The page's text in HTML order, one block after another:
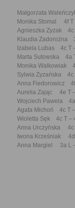
Małgorzata
Monika Stomal 4f T
Agnieszka Zyzak 4c
Klaudia Zadorożna
Izabela Lubas 4c T
Marta Sutowska 4a
Monika Walkowiak
Sylwia Zyzańska 4c
Anna Fiedorowicz
Aurelia Zając 4e T
Wojciech Pawela
Agata Michoń 4c T
Wioletta Sęk 4c T –
Anna Urczyńska 4c
Iwona Krześniak 4d
Anna Margiel 3a L